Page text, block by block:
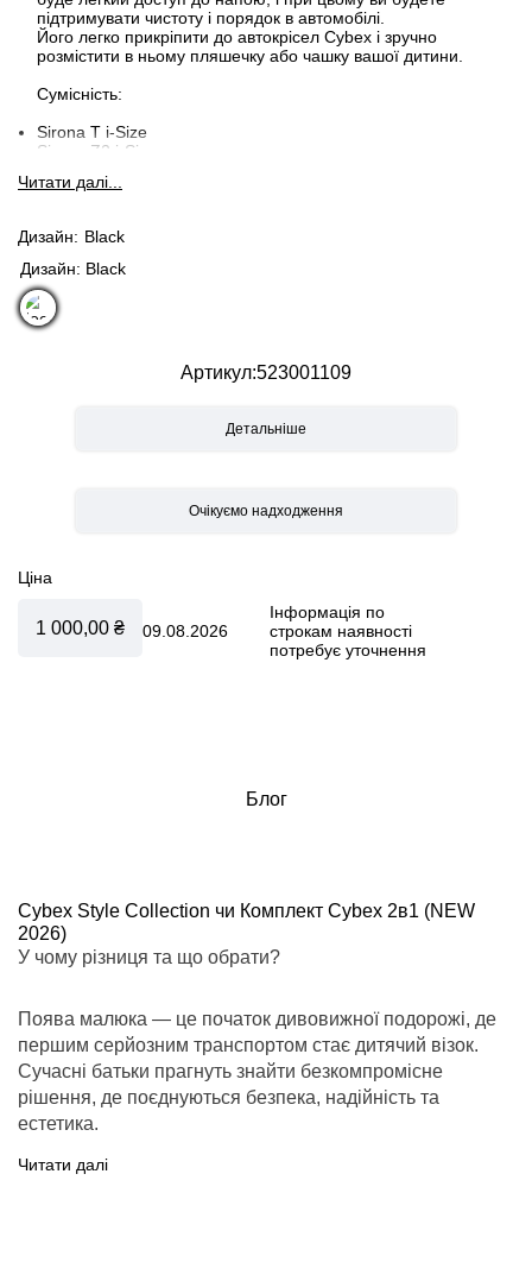
підтримувати чистоту і порядок в автомобілі.
Його легко прикріпити до автокрісел Cybex і зручно
розмістити в ньому пляшечку або чашку вашої дитини.
Сумісність:
Sirona T i-Size
Sirona Z2 i-Size
Anoris T2 i-Size / Anoris T i-Size
Pallas G i-Size
Pallas S-Fix
Solution T i-Fix
Solution G i-Fix
Solution S2 i-Fix
Читати далi...
Дизайн
Black
Дизайн: Black
Артикул 523001109
Детальніше
Ціна
1 000,00 ₴ 09.08.2026
Інформація по
строкам наявності
потребує уточнення
Блог
Cybex Style Collection чи Комплект Cybex 2в1 (NEW
2026)
У чому різниця та що обрати?
Поява малюка — це початок дивовижної подорожі, де
першим серйозним транспортом стає дитячий візок.
Сучасні батьки прагнуть знайти безкомпромісне
рішення, де поєднуються безпека, надійність та
естетика.
Читати далі